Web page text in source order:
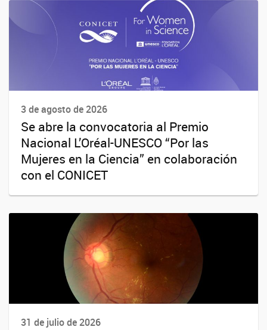
3 de agosto de 2026
Se abre la convocatoria al Premio
Nacional L’Oréal-UNESCO “Por las
Mujeres en la Ciencia” en colaboración
con el CONICET
31 de julio de 2026